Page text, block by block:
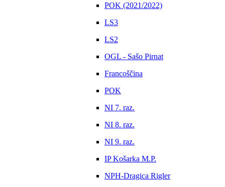
POK (2021/2022)
LS3
LS2
OGL - Sašo Pirnat
Francoščina
POK
NI 7. raz.
NI 8. raz.
NI 9. raz.
IP Košarka M.P.
NPH-Dragica Rigler